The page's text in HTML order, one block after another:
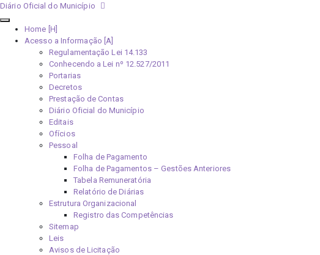
Diário Oficial do Município
Home [H]
Acesso a Informação [A]
Regulamentação Lei 14.133
Conhecendo a Lei nº 12.527/2011
Portarias
Decretos
Prestação de Contas
Diário Oficial do Município
Editais
Ofícios
Pessoal
Folha de Pagamento
Folha de Pagamentos – Gestões Anteriores
Tabela Remuneratória
Relatório de Diárias
Estrutura Organizacional
Registro das Competências
Sitemap
Leis
Avisos de Licitação